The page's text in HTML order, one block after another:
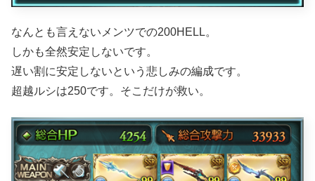
なんとも言えないメンツでの200HELL。
しかも全然安定しないです。
遅い割に安定しないという悲しみの編成です。
超越ルシは250です。そこだけが救い。